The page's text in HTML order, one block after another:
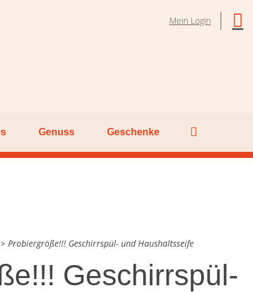
Mein Login
Genuss Geschenke
Probiergröße!!! Geschirrspül- und Haushaltsseife
Geschirrspül-